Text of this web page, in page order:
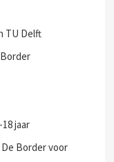
TU Delft
jaar
De Border voor